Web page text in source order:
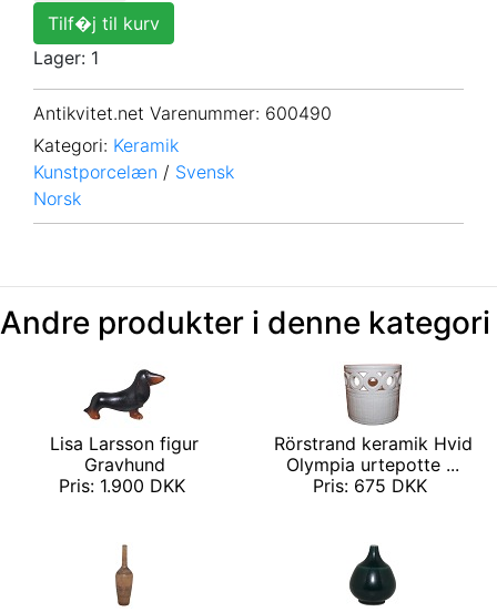
Tilf�j til kurv
Lager: 1
Antikvitet.net Varenummer: 600490
Kategori: Keramik
Kunstporcelæn / Svensk
Norsk
Andre produkter i denne kategori
Lisa Larsson figur
Gravhund
Pris: 1.900 DKK
Rörstrand keramik Hvid
Olympia urtepotte ...
Pris: 675 DKK